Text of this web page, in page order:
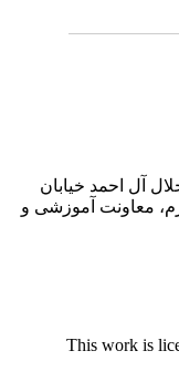
آل احمد خیابان
۱۱۹ طبقه چهارم، معاونت آموزشی و
This work is